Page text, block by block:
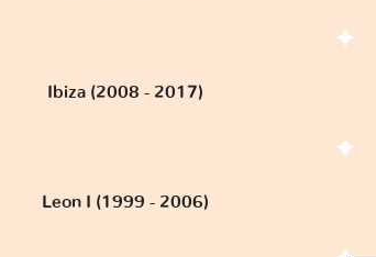
Ibiza (2008 - 2017)
Leon I (1999 - 2006)